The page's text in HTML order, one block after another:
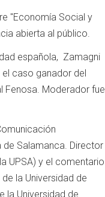
"Economía Social y
abierta al público.
española, Zamagni
caso ganador del
Fenosa. Moderador fue
de Salamanca. Director
UPSA) y el comentario
la Universidad de
la Universidad de